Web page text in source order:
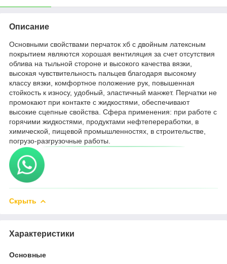
Описание
Основными свойствами перчаток хб с двойным латексным
покрытием являются хорошая вентиляция за счет отсутствия
облива на тыльной стороне и высокого качества вязки,
высокая чувствительность пальцев благодаря высокому
классу вязки, комфортное положение рук, повышенная
стойкость к износу, удобный, эластичный манжет. Перчатки не
промокают при контакте с жидкостями, обеспечивают
высокие сцепные свойства. Сфера применения: при работе с
горячими жидкостями, продуктами нефтепереработки, в
химической, пищевой промышленностях, в строительстве,
погрузо-разгрузочные работы.
Скрыть
Характеристики
Основные